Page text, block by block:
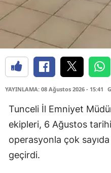
YAYINLAMA: 08 Ağustos 2026 - 15:41
Tunceli İl Emniyet
ekipleri, 6 Ağustos
operasyonla çok
geçirdi.